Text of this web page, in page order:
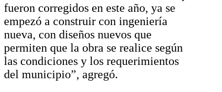
fueron corregidos en este año, ya se
empezó a construir con ingeniería
nueva, con diseños nuevos que
permiten que la obra se realice según
las condiciones y los requerimientos
del municipio”, agregó.